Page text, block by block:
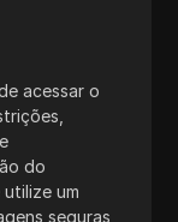
acessar o
do
um
seguras